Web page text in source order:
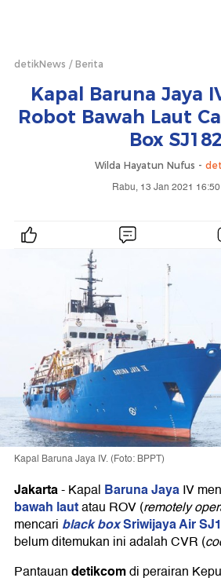
detikNews Berita
Kapal Baruna Jaya
Robot Bawah Laut
Box SJ182
Wilda Hayatun Nufus -
Rabu, 13 Jan 2021
Kapal Baruna Jaya IV. (Foto: BPPT)
Jakarta-Kapal Baruna JayaIV
bawah lautatau ROV (remotely
mencari black boxSriwijaya Air
belum ditemukan ini adalah CVR (
Pantauandetikcomdi perairan